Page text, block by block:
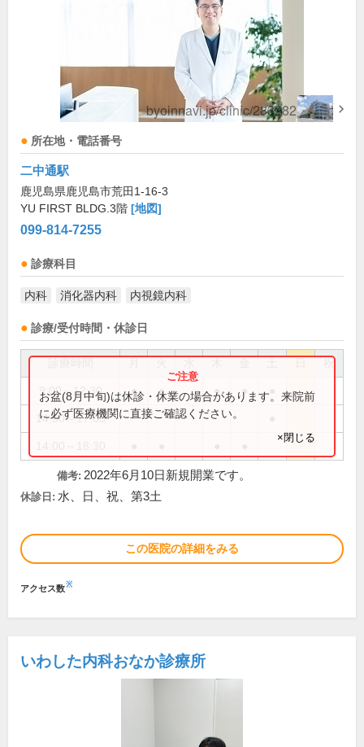
所在地・電話番号
二中通駅
鹿児島県鹿児島市荒田1-16-3
YU FIRST BLDG.3階 [地図]
099-814-7255
診療科目
内科 消化器内科 内視鏡内科
診療/受付時間・休診日
祝
9:00～12:30 ● ● ● ●
14:00～17:00
お盆(8月中旬)は休診・休業の場合があります。来院前
に必ず医療機関に直接ご確認ください。
×閉じる
備考: 2022年6月10日新規開業です。
休診日: 水、日、祝、第3土
この医院の詳細をみる
アクセス数※
いわした内科おなか診療所